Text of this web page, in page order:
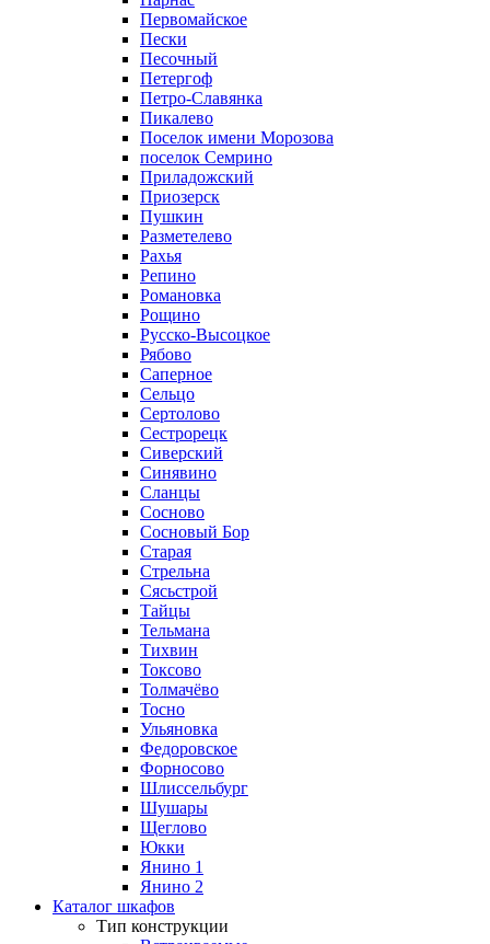
Первомайское
Пески
Песочный
Петергоф
Петро-Славянка
Пикалево
Поселок имени Морозова
поселок Семрино
Приладожский
Приозерск
Пушкин
Разметелево
Рахья
Репино
Романовка
Рощино
Русско-Высоцкое
Рябово
Саперное
Сельцо
Сертолово
Сестрорецк
Сиверский
Синявино
Сланцы
Сосново
Сосновый Бор
Старая
Стрельна
Сясьстрой
Тайцы
Тельмана
Тихвин
Токсово
Толмачёво
Тосно
Ульяновка
Федоровское
Форносово
Шлиссельбург
Шушары
Щеглово
Юкки
Янино 1
Янино 2
Каталог шкафов
Тип конструкции